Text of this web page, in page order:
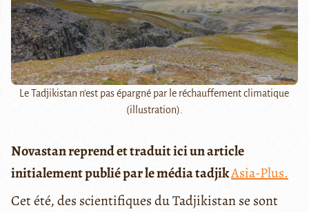
Le Tadjikistan n'est pas épargné par le réchauffement climatique
(illustration).
Novastan reprend et traduit ici un article
initialement publié par le média tadjikAsia-Plus.
Cet été, des scientifiques du Tadjikistan se sont